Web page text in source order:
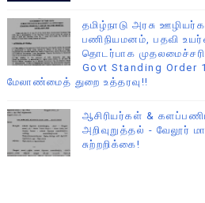
தமிழ்நாடு அரசு
பணிநியமனம், பதவி
தொடர்பாக
Govt Standing Order
மேலாண்மைத் துறை உத்தரவு!!
ஆசிரியர்கள் &
அறிவுறுத்தல் - வேலூர்
சுற்றறிக்கை!